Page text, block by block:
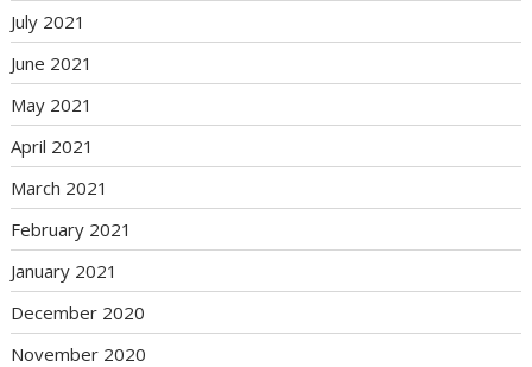
July 2021
June 2021
May 2021
April 2021
March 2021
February 2021
January 2021
December 2020
November 2020